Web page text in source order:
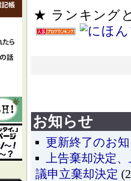
★ ランキン
お知らせ
更新終了のお
上告棄却決定
議申立棄却決定